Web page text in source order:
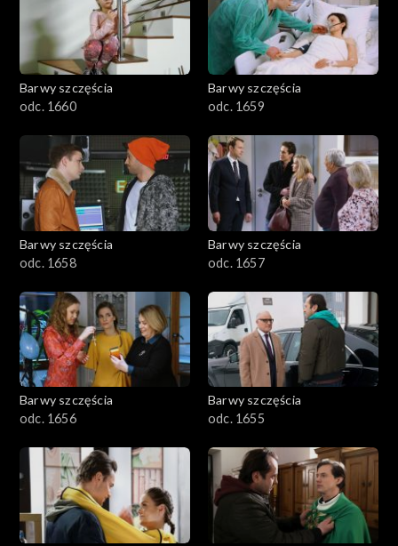
Barwy szczęścia
odc. 1660
Barwy szczęścia
odc. 1659
Barwy szczęścia
odc. 1658
Barwy szczęścia
odc. 1657
Barwy szczęścia
odc. 1656
Barwy szczęścia
odc. 1655